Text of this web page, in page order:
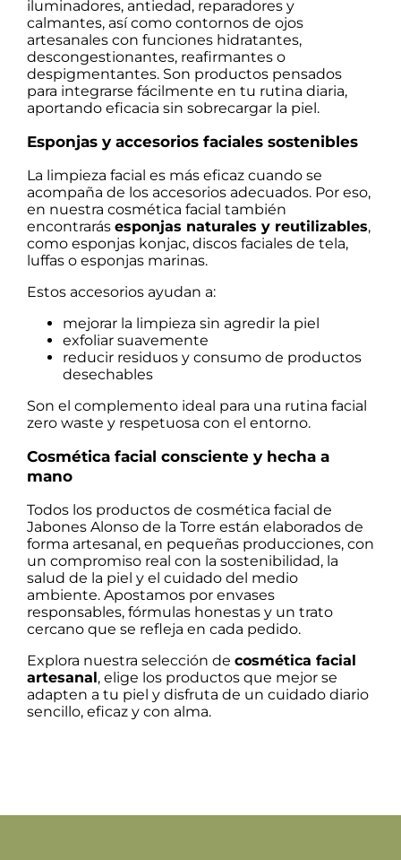
iluminadores, antiedad, reparadores y
calmantes, así como contornos de ojos
artesanales con funciones hidratantes,
descongestionantes, reafirmantes o
despigmentantes. Son productos pensados
para integrarse fácilmente en tu rutina diaria,
aportando eficacia sin sobrecargar la piel.
Esponjas y accesorios faciales sostenibles
La limpieza facial es más eficaz cuando se
acompaña de los accesorios adecuados. Por eso,
en nuestra cosmética facial también
encontrarás esponjas naturales y reutilizables,
como esponjas konjac, discos faciales de tela,
luffas o esponjas marinas.
Estos accesorios ayudan a:
mejorar la limpieza sin agredir la piel
exfoliar suavemente
reducir residuos y consumo de productos
desechables
Son el complemento ideal para una rutina facial
zero waste y respetuosa con el entorno.
Cosmética facial consciente y hecha a
mano
Todos los productos de cosmética facial de
Jabones Alonso de la Torre están elaborados de
forma artesanal, en pequeñas producciones, con
un compromiso real con la sostenibilidad, la
salud de la piel y el cuidado del medio
ambiente. Apostamos por envases
responsables, fórmulas honestas y un trato
cercano que se refleja en cada pedido.
Explora nuestra selección de cosmética facial
artesanal, elige los productos que mejor se
adapten a tu piel y disfruta de un cuidado diario
sencillo, eficaz y con alma.